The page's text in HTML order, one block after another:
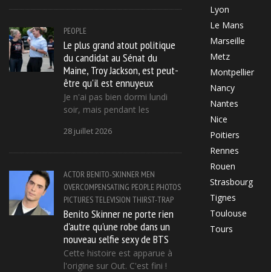
PEOPLE
Le plus grand atout politique
du candidat au Sénat du
Maine, Troy Jackson, est peut-
être qu'il est ennuyeux
Je n'ai pas bien dormi lundi
soir, mais pendant les
28 juillet 2026
ACTOR BENITO-SKINNER MEN
OVERCOMPENSATING PEOPLE PHOTOS
PICTURESTELEVISION THIRST-TRAP
Benito Skinner ne porte rien
d'autre qu'une robe dans un
nouveau selfie sexy de BTS
Cette histoire est apparue à
l'origine sur Out. C'est fini !
Lyon
Le Mans
Marseille
Metz
Montpellier
Nancy
Nantes
Nice
Poitiers
Rennes
Rouen
Strasbourg
Tignes
Toulouse
Tours